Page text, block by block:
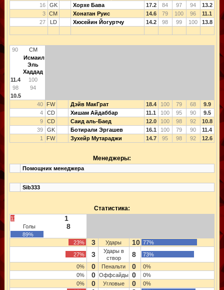
16
GK Хорхе Бава 17.2 84 97 94
13.2
3
CM Хонатан Руис 14.6 79 100 96
11.1
27
LD Хюсейин Йогуртчу 14.2 98 99 100 13.8
90
CM
Исмаил
Эль
Хаддад
11.4
100
98
94
10.5
40
FW Дэйв МакГрат 18.4 100 79 68
9.9
4
CD Хишам Айдаббар 11.1 100 95 90
9.5
9
CD Саид аль-Баед 12.0 100 98 92
10.8
39
GK Ботирали Эргашев 16.1 100 79 90
11.4
1
FW Зухейр Мутараджи 14.7 95 98 92 12.6
Менеджеры:
Помощник менеджера
Sib333
Статистика:
11% 1
Голы 8
89%
23%
3 Удары 10 77%
27%
3
Удары в
створ
8
73%
0%
0 Пенальти 0
0%
0%
0 Оффсайды 0
0%
0%
0 Угловые 0
0%